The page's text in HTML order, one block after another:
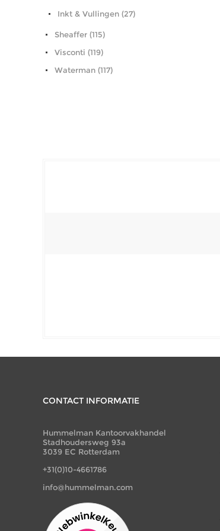
Inkt & Vullingen (27)
Sheaffer (115)
Visconti (119)
Waterman (117)
CONTACT INFORMATIE
Hummelman Kantoorvakhandel
Stadhoudersweg 93a
3039 EC Rotterdam
+31(0)10-4661786
info@hummelman.com